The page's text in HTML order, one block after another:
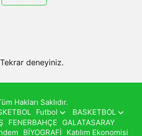
Tekrar deneyiniz.
Hakları Saklıdır.
Futbol
BASKETBOL
FENERBAHÇE
GALATASARAY
BİYOGRAFİ Katılım Ekonomisi